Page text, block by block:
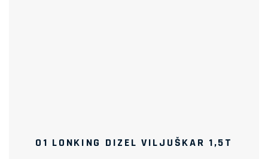
01 LONKING DIZEL VILJUŠKAR 1,5T